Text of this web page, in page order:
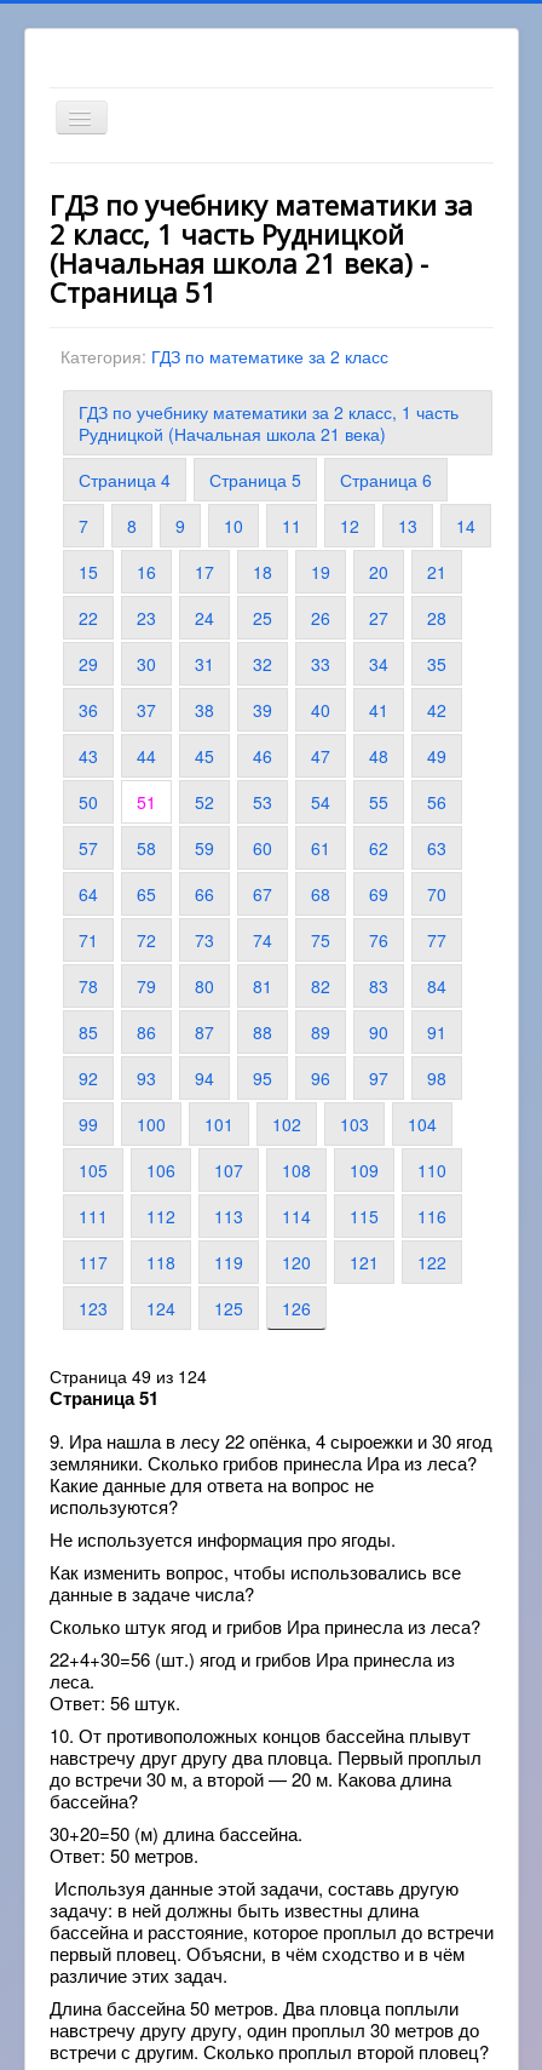
Включить/
выключить
Вы здесь: Главная
Математика 2 класс
ГДЗ по учебнику математики за 2 класс, 1 часть
Рудницкой (Начальная школа 21 века)
ГДЗ по учебнику математики за
2 класс, 1 часть Рудницкой
(Начальная школа 21 века) -
Страница 51
Категория: ГДЗ по математике за 2 класс
ГДЗ по учебнику математики за 2 класс, 1 часть
Рудницкой (Начальная школа 21 века)
Страница 4
Страница 5
Страница 6
7
8 9 10 11 12 13
14
15
16 17 18 19 20
21
22
23 24 25 26 27
28
29
30 31 32 33 34
35
36
37 38 39 40 41
42
43
44 45 46 47 48
49
50
51 52 53 54 55
56
57
58 59 60 61 62
63
64
65 66 67 68 69
70
71
72 73 74 75 76
77
78
79 80 81 82 83
84
85
86 87 88 89 90
91
92
93 94 95 96 97
98
99
100 101 102 103
104
105
106 107 108 109
110
111
112 113 114 115
116
117
118 119 120 121
122
123
124 125 126
Страница 49 из 124
Страница 51
9. Ира нашла в лесу 22 опёнка, 4 сыроежки и 30 ягод
земляники. Сколько грибов принесла Ира из леса?
Какие данные для ответа на вопрос не
используются?
Не используется информация про ягоды.
Как изменить вопрос, чтобы использовались все
данные в задаче числа?
Сколько штук ягод и грибов Ира принесла из леса?
22+4+30=56 (шт.) ягод и грибов Ира принесла из
леса.
Ответ: 56 штук.
10. От противоположных концов бассейна плывут
навстречу друг другу два пловца. Первый проплыл
до встречи 30 м, а второй — 20 м. Какова длина
бассейна?
30+20=50 (м) длина бассейна.
Ответ: 50 метров.
Используя данные этой задачи, составь другую
задачу: в ней должны быть известны длина
бассейна и расстояние, которое проплыл до встречи
первый пловец. Объясни, в чём сходство и в чём
различие этих задач.
Длина бассейна 50 метров. Два пловца поплыли
навстречу другу другу, один проплыл 30 метров до
встречи с другим. Сколько проплыл второй пловец?